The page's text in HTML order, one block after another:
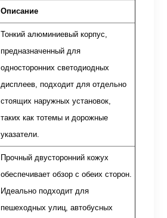
Описание
Тонкий алюминиевый корпус,
предназначенный для
односторонних светодиодных
дисплеев, подходит для отдельно
стоящих наружных установок,
таких как тотемы и дорожные
указатели.
Прочный двусторонний кожух
обеспечивает обзор с обеих сторон.
Идеально подходит для
пешеходных улиц, автобусных